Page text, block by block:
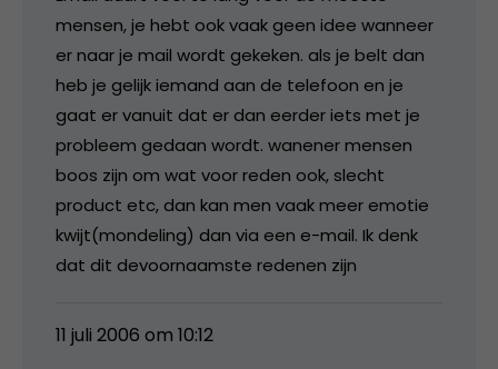
mensen, je hebt ook vaak geen idee wanneer
er naar je mail wordt gekeken. als je belt dan
heb je gelijk iemand aan de telefoon en je
gaat er vanuit dat er dan eerder iets met je
probleem gedaan wordt. wanener mensen
boos zijn om wat voor reden ook, slecht
product etc, dan kan men vaak meer emotie
kwijt(mondeling) dan via een e-mail. Ik denk
dat dit devoornaamste redenen zijn
11 juli 2006 om 10:12